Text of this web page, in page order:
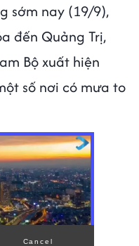
sớm nay (19/9),
đến Quảng Trị,
Bộ xuất hiện
số nơi có mưa to